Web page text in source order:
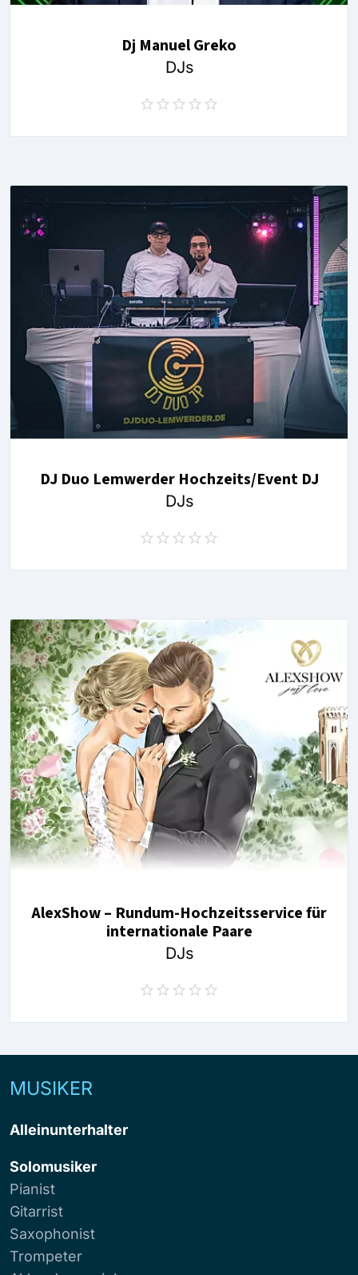
Dj Manuel Greko
DJs
DJ Duo Lemwerder Hochzeits/Event DJ
DJs
AlexShow – Rundum-Hochzeitsservice für
internationale Paare
DJs
MUSIKER
Alleinunterhalter
Solomusiker
Pianist
Gitarrist
Saxophonist
Trompeter